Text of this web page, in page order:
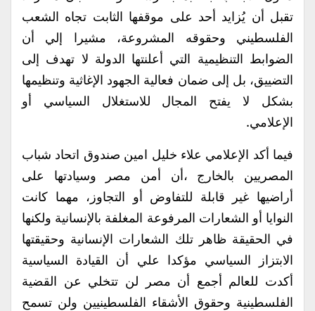
تقبل أن يُزايد أحد على موقفها الثابت تجاه الشعب
الفلسطيني وحقوقه المشروعة، مشيرا إلي أن
الضوابط التنظيمية التي أعلنتها الدولة لا تهدف إلى
التضييق، بل إلى ضمان فعالية الجهود الإغاثية وتنظيمها
بشكل لا يفتح المجال للاستغلال السياسي أو
الإعلامي.
فيما أكد الإعلامي علاء خليل امين صندوق اتحاد شباب
المصريين بالخارج ،أن أمن مصر وسيادتها على
أراضيها غير قابلة للتفاوض أو التجاوز، مهما كانت
النوايا أو الشعارات المرفوعة المغلفة بالإنسانية ولكنها
في الحقيقة ظاهر تلك الشعارات الإنسانية وحقيقتها
الابتزاز السياسي مؤكدا علي أن القيادة السياسية
أكدت للعالم أجمع أن مصر لن تتخلي عن القضية
الفلسطينية وحقوق الأشقاء الفلسطينيين ولن تسمح